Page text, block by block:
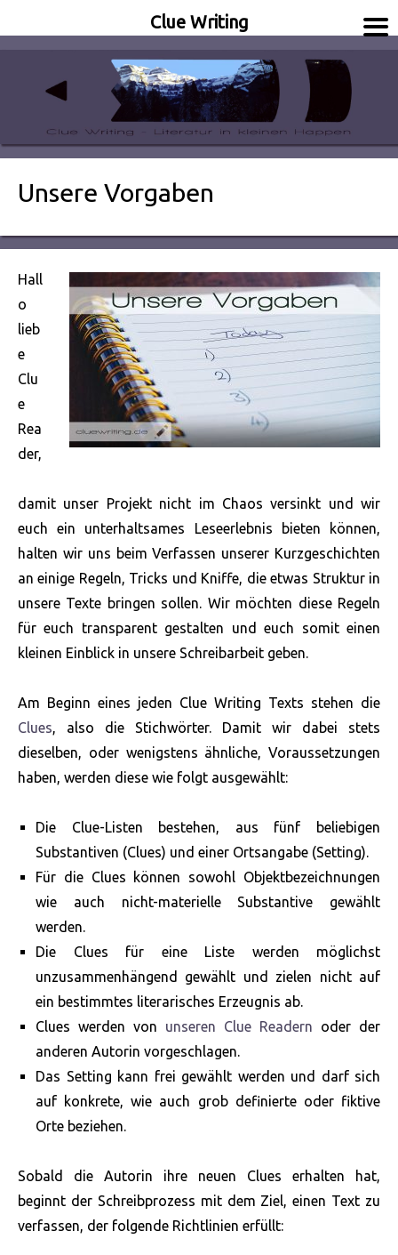
Clue Writing
Unsere Vorgaben
Hall
o
lieb
e
Clu
e
Rea
der,
damit unser Projekt nicht im Chaos versinkt und wir
euch ein unterhaltsames Leseerlebnis bieten können,
halten wir uns beim Verfassen unserer Kurzgeschichten
an einige Regeln, Tricks und Kniffe, die etwas Struktur in
unsere Texte bringen sollen. Wir möchten diese Regeln
für euch transparent gestalten und euch somit einen
kleinen Einblick in unsere Schreibarbeit geben.
Am Beginn eines jeden Clue Writing Texts stehen die
Clues, also die Stichwörter. Damit wir dabei stets
dieselben, oder wenigstens ähnliche, Voraussetzungen
haben, werden diese wie folgt ausgewählt:
Die Clue-Listen bestehen, aus fünf beliebigen
Substantiven (Clues) und einer Ortsangabe (Setting).
Für die Clues können sowohl Objektbezeichnungen
wie auch nicht-materielle Substantive gewählt
werden.
Die Clues für eine Liste werden möglichst
unzusammenhängend gewählt und zielen nicht auf
ein bestimmtes literarisches Erzeugnis ab.
Clues werden von unseren Clue Readern oder der
anderen Autorin vorgeschlagen.
Das Setting kann frei gewählt werden und darf sich
auf konkrete, wie auch grob definierte oder fiktive
Orte beziehen.
Sobald die Autorin ihre neuen Clues erhalten hat,
beginnt der Schreibprozess mit dem Ziel, einen Text zu
verfassen, der folgende Richtlinien erfüllt:
Clue Writing